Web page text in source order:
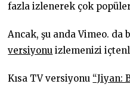
fazla izlenerek çok
Ancak, şu anda Vimeo. da
versiyonu izlemenizi
Kısa TV versiyonu “Jiyan: